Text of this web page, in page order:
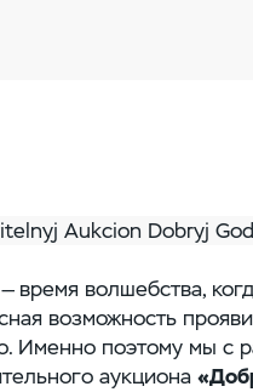
время волшебства,
возможность
Именно поэтому мы с
аукциона